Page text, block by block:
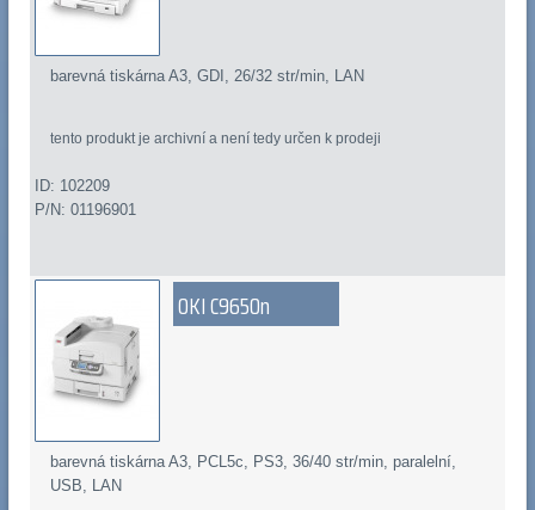
barevná tiskárna A3, GDI, 26/32 str/min, LAN
tento produkt je archivní a není tedy určen k prodeji
ID: 102209
P/N: 01196901
OKI C9650n
barevná tiskárna A3, PCL5c, PS3, 36/40 str/min, paralelní,
USB, LAN